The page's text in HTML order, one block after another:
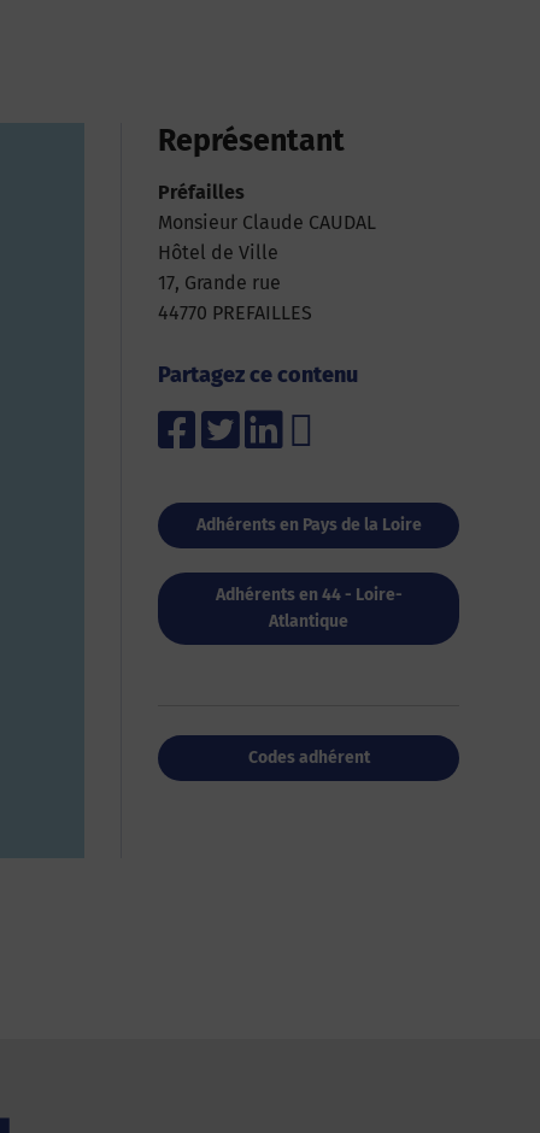
Représentant
Préfailles
Monsieur Claude CAUDAL
Hôtel de Ville
17, Grande rue
44770 PREFAILLES
Partagez ce contenu
Adhérents en Pays de la Loire
Adhérents en 44 - Loire-
Atlantique
Codes adhérent